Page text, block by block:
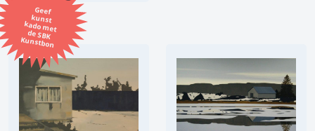
Geef
kunst
kado met
de SBK
Kunstbon
Techniek
Kunstenaar
Formaat